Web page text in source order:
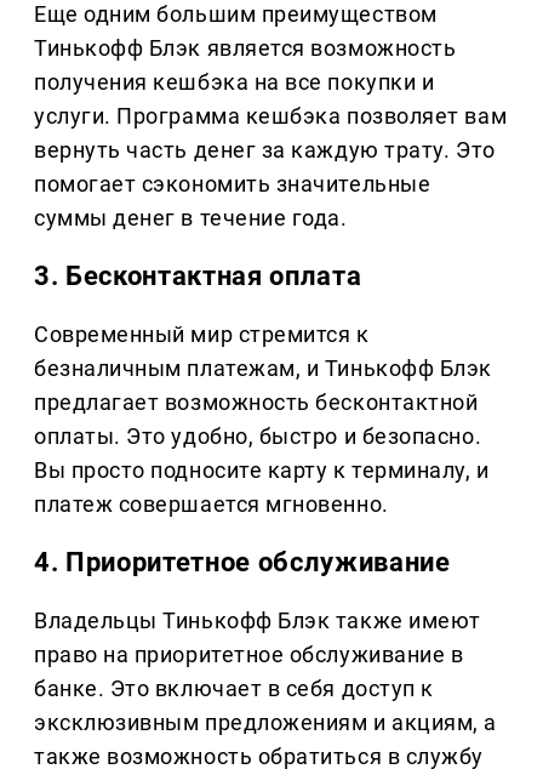
Еще одним большим преимуществом
Тинькофф Блэк является возможность
получения кешбэка на все покупки и
услуги. Программа кешбэка позволяет вам
вернуть часть денег за каждую трату. Это
помогает сэкономить значительные
суммы денег в течение года.
3. Бесконтактная оплата
Современный мир стремится к
безналичным платежам, и Тинькофф Блэк
предлагает возможность бесконтактной
оплаты. Это удобно, быстро и безопасно.
Вы просто подносите карту к терминалу, и
платеж совершается мгновенно.
4. Приоритетное обслуживание
Владельцы Тинькофф Блэк также имеют
право на приоритетное обслуживание в
банке. Это включает в себя доступ к
эксклюзивным предложениям и акциям, а
также возможность обратиться в службу